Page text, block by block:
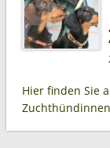
Hier finden Sie